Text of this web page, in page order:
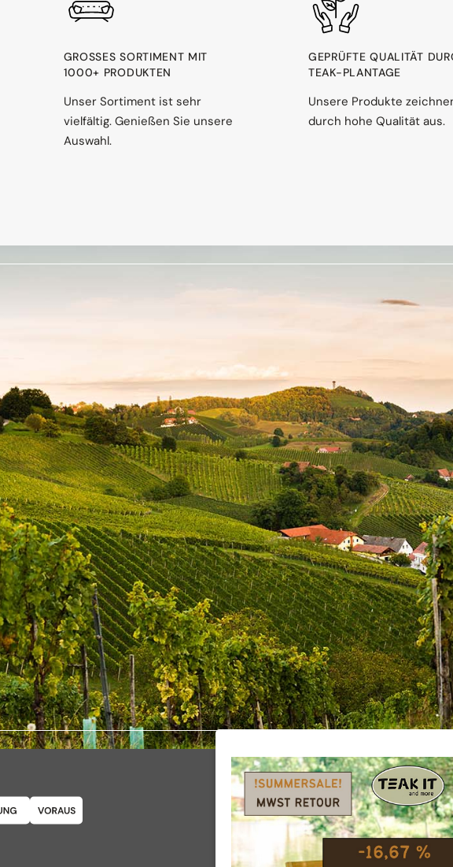
GROSSES SORTIMENT MIT 1
000+ PRODUKTEN
Unser Sortiment ist sehr
vielfältig. Genießen Sie unsere
Auswahl.
GEPRÜFTE QUALITÄT
TEAK-PLANTAGE
Unsere Produkte
durch hohe Qualität aus.